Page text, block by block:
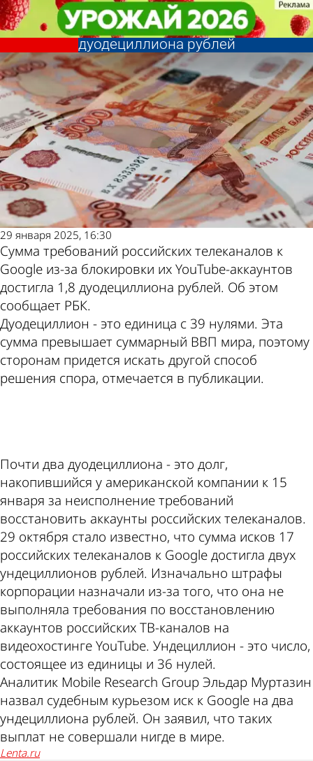
Сумма требований телеканалов
России к Google достигла 1,8
дуодециллиона рублей
В стране и
мире
29 января 2025, 16:30
Сумма требований российских телеканалов к
Google из-за блокировки их YouTube-аккаунтов
достигла 1,8 дуодециллиона рублей. Об этом
сообщает РБК.
Дуодециллион - это единица с 39 нулями. Эта
сумма превышает суммарный ВВП мира, поэтому
сторонам придется искать другой способ
решения спора, отмечается в публикации.
Почти два дуодециллиона - это долг,
накопившийся у американской компании к 15
января за неисполнение требований
восстановить аккаунты российских телеканалов.
29 октября стало известно, что сумма исков 17
российских телеканалов к Google достигла двух
ундециллионов рублей. Изначально штрафы
корпорации назначали из-за того, что она не
выполняла требования по восстановлению
аккаунтов российских ТВ-каналов на
видеохостинге YouTube. Ундециллион - это число,
состоящее из единицы и 36 нулей.
Аналитик Mobile Research Group Эльдар Муртазин
назвал судебным курьезом иск к Google на два
ундециллиона рублей. Он заявил, что таких
выплат не совершали нигде в мире.
lenta.ru
Сумма требований телеканалов
России к Google достигла 1,8
дуодециллиона рублей
В стране и
мире
Последние новости
Погода и курсы
валют в Пензе